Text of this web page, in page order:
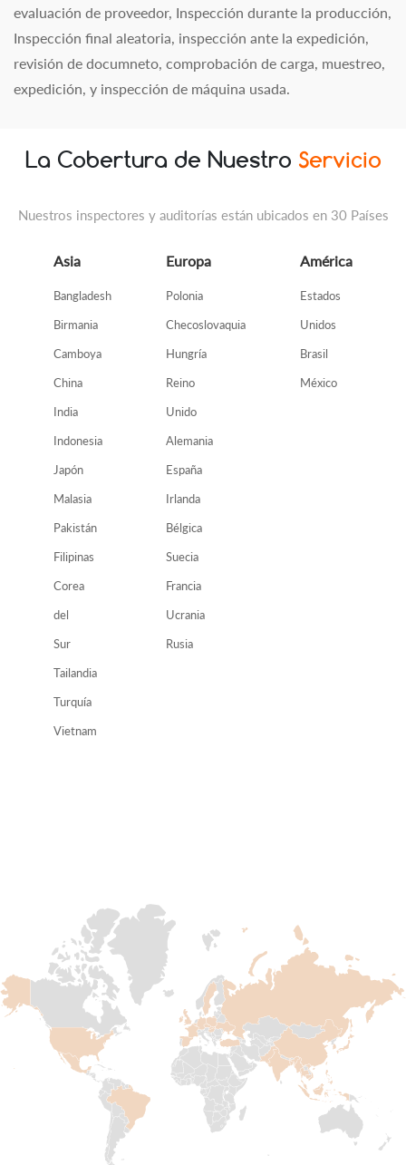
evaluación de proveedor, Inspección durante la producción,
Inspección final aleatoria, inspección ante la expedición,
revisión de documneto, comprobación de carga, muestreo,
expedición, y inspección de máquina usada.
La Cobertura de Nuestro Servicio
Nuestros inspectores y auditorías están ubicados en 30 Países
Asia
Bangladesh
Birmania
Camboya
China
India
Indonesia
Japón
Malasia
Pakistán
Filipinas
Corea
del
Sur
Tailandia
Turquía
Vietnam
Europa
Polonia
Checoslovaquia
Hungría
Reino
Unido
Alemania
España
Irlanda
Bélgica
Suecia
Francia
Ucrania
Rusia
América
Estados
Unidos
Brasil
México